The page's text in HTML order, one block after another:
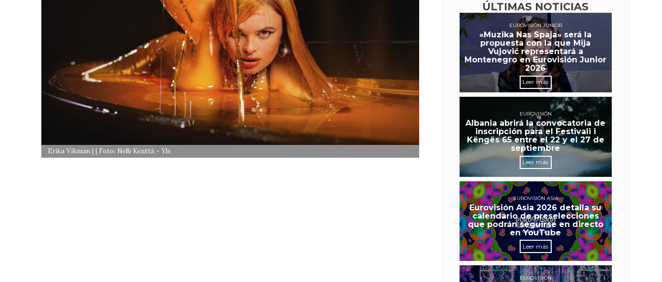
Erika Vikman | | Foto: Nelli Kenttä - Yle
ÚLTIMAS NOTICIAS
EUROVISIÓN JUNIOR
«Muzika Nas Spaja» será la
propuesta con la que Mija
Vujović representará a
Montenegro en Eurovisión Junior
2026
Leer más
EUROVISIÓN
Albania abrirá la convocatoria de
inscripción para el Festivali i
Këngës 65 entre el 22 y el 27 de
septiembre
Leer más
EUROVISIÓN ASIA
Eurovisión Asia 2026 detalla su
calendario de preselecciones
que podrán seguirse en directo
en YouTube
Leer más
EUROVISIÓN